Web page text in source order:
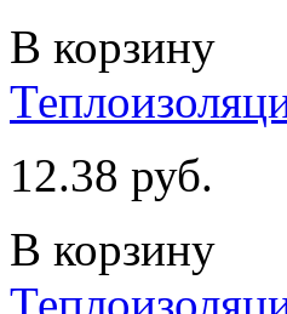
В корзину
12.38 руб.
В корзину